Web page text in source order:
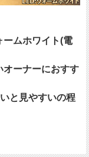
ームホワイト(電
オーナーにおすす
と見やすいの程